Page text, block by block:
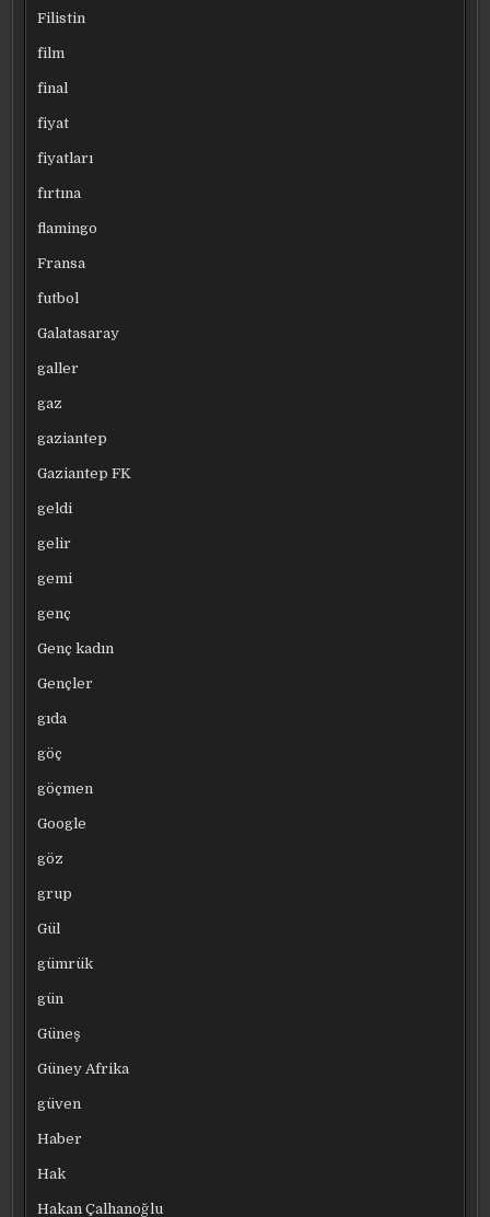
Filistin
film
final
fiyat
fiyatları
fırtına
flamingo
Fransa
futbol
Galatasaray
galler
gaz
gaziantep
Gaziantep FK
geldi
gelir
gemi
genç
Genç kadın
Gençler
gıda
göç
göçmen
Google
göz
grup
Gül
gümrük
gün
Güneş
Güney Afrika
güven
Haber
Hak
Hakan Çalhanoğlu